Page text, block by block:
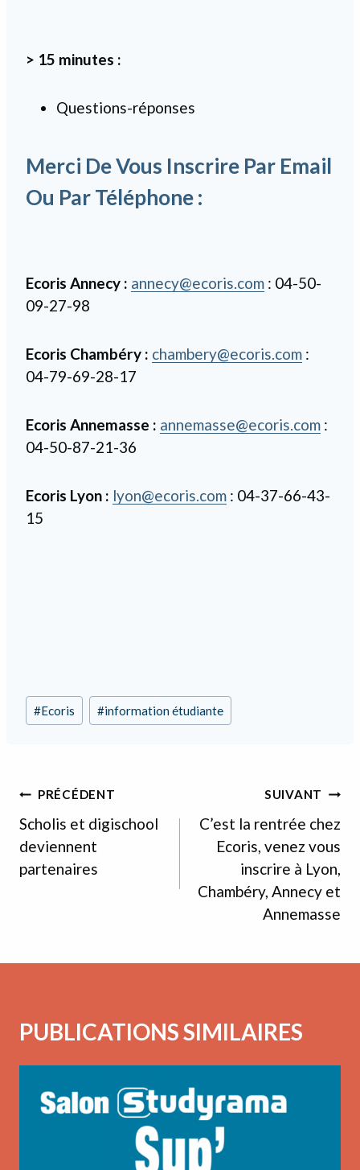
> 15 minutes :
Questions-réponses
Merci De Vous Inscrire Par Email
Ou Par Téléphone :
Ecoris Annecy : annecy@ecoris.com : 04-50-
09-27-98
Ecoris Chambéry : chambery@ecoris.com :
04-79-69-28-17
Ecoris Annemasse : annemasse@ecoris.com :
04-50-87-21-36
Ecoris Lyon : lyon@ecoris.com : 04-37-66-43-
15
Étiquettes
de
#Ecoris #information étudiante
NAVIGATION
DE
L’ARTICLE
PRÉCÉDENT
Scholis et digischool
deviennent
partenaires
SUIVANT
C’est la rentrée chez
Ecoris, venez vous
inscrire à Lyon,
Chambéry, Annecy et
Annemasse
PUBLICATIONS SIMILAIRES